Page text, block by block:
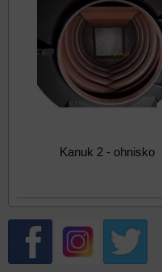
Kanuk 2 - ohnisko